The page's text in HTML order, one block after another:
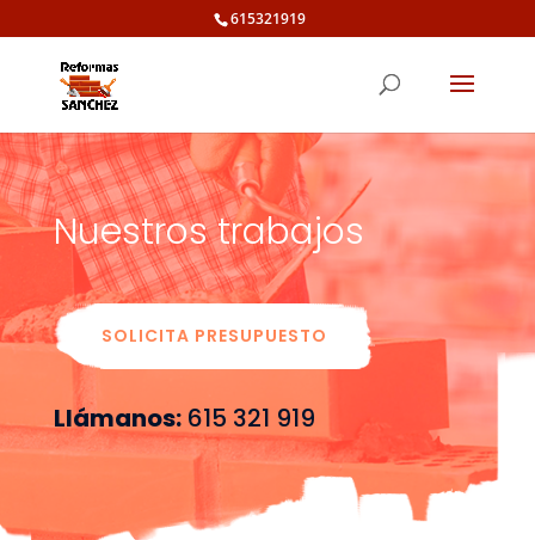
615321919
Nuestros trabajos
SOLICITA PRESUPUESTO
Llámanos:615 321 919